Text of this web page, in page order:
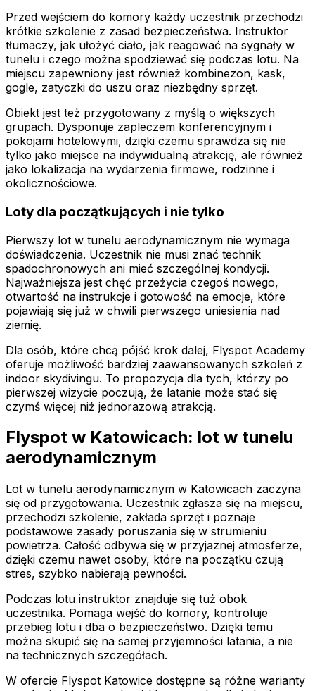
Przed wejściem do komory każdy uczestnik przechodzi
krótkie szkolenie z zasad bezpieczeństwa. Instruktor
tłumaczy, jak ułożyć ciało, jak reagować na sygnały w
tunelu i czego można spodziewać się podczas lotu. Na
miejscu zapewniony jest również kombinezon, kask,
gogle, zatyczki do uszu oraz niezbędny sprzęt.
Obiekt jest też przygotowany z myślą o większych
grupach. Dysponuje zapleczem konferencyjnym i
pokojami hotelowymi, dzięki czemu sprawdza się nie
tylko jako miejsce na indywidualną atrakcję, ale również
jako lokalizacja na wydarzenia firmowe, rodzinne i
okolicznościowe.
Loty dla początkujących i nie tylko
Pierwszy lot w tunelu aerodynamicznym nie wymaga
doświadczenia. Uczestnik nie musi znać technik
spadochronowych ani mieć szczególnej kondycji.
Najważniejsza jest chęć przeżycia czegoś nowego,
otwartość na instrukcje i gotowość na emocje, które
pojawiają się już w chwili pierwszego uniesienia nad
ziemię.
Dla osób, które chcą pójść krok dalej, Flyspot Academy
oferuje możliwość bardziej zaawansowanych szkoleń z
indoor skydivingu. To propozycja dla tych, którzy po
pierwszej wizycie poczują, że latanie może stać się
czymś więcej niż jednorazową atrakcją.
Flyspot w Katowicach: lot w tunelu
aerodynamicznym
Lot w tunelu aerodynamicznym w Katowicach zaczyna
się od przygotowania. Uczestnik zgłasza się na miejscu,
przechodzi szkolenie, zakłada sprzęt i poznaje
podstawowe zasady poruszania się w strumieniu
powietrza. Całość odbywa się w przyjaznej atmosferze,
dzięki czemu nawet osoby, które na początku czują
stres, szybko nabierają pewności.
Podczas lotu instruktor znajduje się tuż obok
uczestnika. Pomaga wejść do komory, kontroluje
przebieg lotu i dba o bezpieczeństwo. Dzięki temu
można skupić się na samej przyjemności latania, a nie
na technicznych szczegółach.
W ofercie Flyspot Katowice dostępne są różne warianty